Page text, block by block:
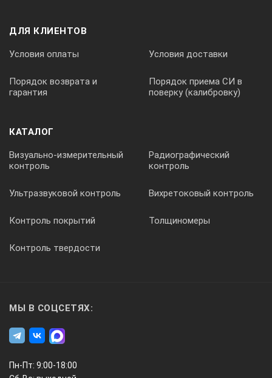
Температура хранения
Размеры
ДЛЯ КЛИЕНТОВ
Условия оплаты Условия доставки
Порядок возврата и
гарантия
Порядок приема СИ в
поверку (калибровку)
КАТАЛОГ
Визуально-измерительный
контроль
Радиографический
контроль
Ультразвуковой контроль Вихретоковый контроль
Контроль покрытий Толщиномеры
Контроль твердости
МЫ В СОЦСЕТЯХ:
Пн-Пт: 9:00-18:00